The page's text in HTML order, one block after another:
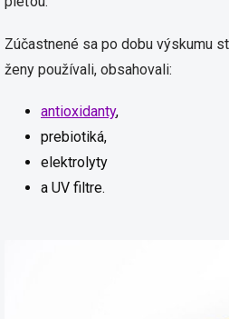
Zúčastnené sa po dobu výskumu
ženy používali, obsahovali:
antioxidanty,
prebiotiká,
elektrolyty
a UV filtre.